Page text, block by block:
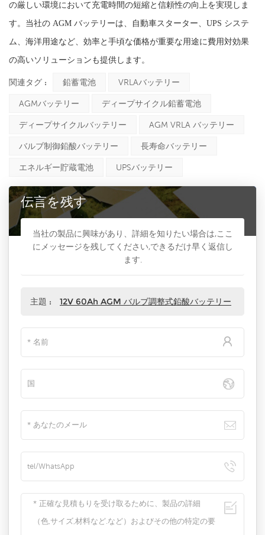
の厳しい環境において充電時間の短縮と信頼性の向上を実現しま
す。当社の AGM バッテリーは、自動車スターター、UPS システ
ム、海洋用途など、効率と手頃な価格が重要な用途に費用対効果
の高いソリューションも提供します。
関連タグ : 鉛蓄電池 VRLAバッテリー
AGMバッテリー ディープサイクル鉛蓄電池
ディープサイクルバッテリー AGM VRLA バッテリー
バルブ制御鉛酸バッテリー 長寿命バッテリー
エネルギー貯蔵電池 UPSバッテリー
伝言を残す
当社の製品に興味があり、詳細を知りたい場合は,ここ
にメッセージを残してください,できるだけ早く返信し
ます.
主題 : 12V 60Ah AGM バルブ調整式鉛酸バッテリー